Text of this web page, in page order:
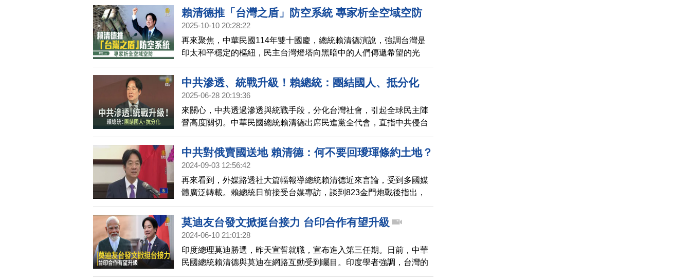
賴清德推「台灣之盾」防空系統 專家析全空域空防
2025-10-10 20:28:22
再來聚焦，中華民國114年雙十國慶，總統賴清德演說，強調台灣是
印太和平穩定的樞紐，民主台灣燈塔向黑暗中的人們傳遞希望的光
芒，並示警威權主義擴張，國際秩序面臨嚴峻挑戰。今年演說，兩岸
議題的篇幅，比去年縮減不少。賴清德還宣布打造台灣之盾防空系
統，專家分析，類似以色列的「鐵穹」系統。
中共滲透、統戰升級！賴總統：團結國人、抵分化
2025-06-28 20:19:36
來關心，中共透過滲透與統戰手段，分化台灣社會，引起全球民主陣
營高度關切。中華民國總統賴清德出席民進黨全代會，直指中共侵台
野心，強調台灣要持續推動國防自主，並且團結國人，齊心抵抗分
化。
中共對俄賣國送地 賴清德：何不要回璦琿條約土地？
2024-09-03 12:56:42
再來看到，外媒路透社大篇幅報導總統賴清德近來言論，受到多國媒
體廣泛轉載。賴總統日前接受台媒專訪，談到823金門炮戰後指出，
中共侵台目的，根本就不是為了中國領土問題，否則，中共現在就會
和俄羅斯討回龐大的中國土地。
莫迪友台發文掀挺台接力 台印合作有望升級
2024-06-10 21:01:28
印度總理莫迪勝選，昨天宣誓就職，宣布進入第三任期。日前，中華
民國總統賴清德與莫迪在網路互動受到矚目。印度學者強調，台灣的
自治地位及防衛，都攸關印度利益，雙方的關係應該超越經濟領域。